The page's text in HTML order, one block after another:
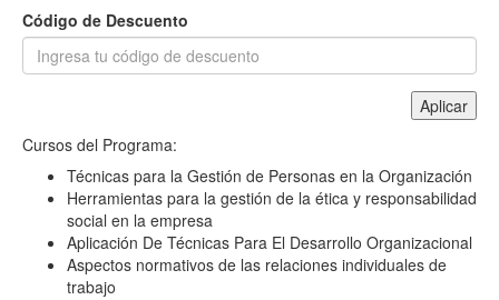
Código de Descuento
Aplicar
Cursos del Programa:
Técnicas para la Gestión de Personas en la Organización
Herramientas para la gestión de la ética y responsabilidad
social en la empresa
Aplicación De Técnicas Para El Desarrollo Organizacional
Aspectos normativos de las relaciones individuales de
trabajo